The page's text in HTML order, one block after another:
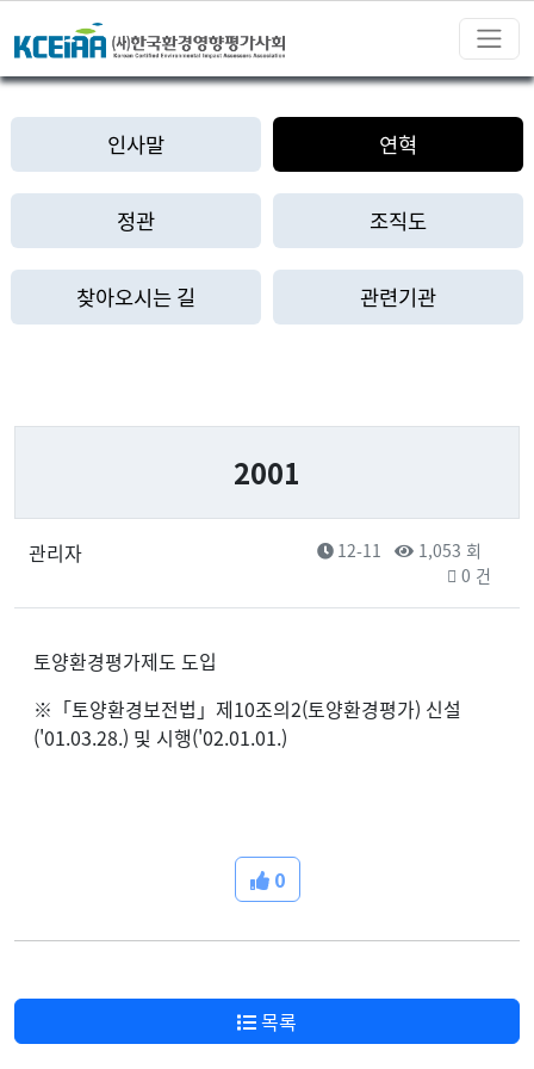
인사말 연혁
정관 조직도
찾아오시는 길 관련기관
2001
관리자 12-11
1,053 회
0 건
토양환경평가제도 도입
※「토양환경보전법」제10조의2(토양환경평가) 신설
('01.03.28.) 및 시행('02.01.01.)
0
목록